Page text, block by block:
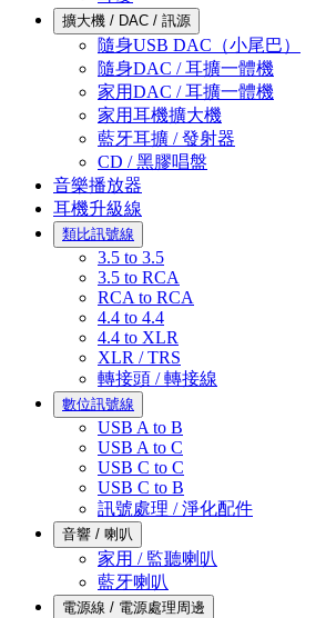
擴大機 / DAC / 訊源
隨身USB DAC（小尾巴）
隨身DAC / 耳擴一體機
家用DAC / 耳擴一體機
家用耳機擴大機
藍牙耳擴 / 發射器
CD / 黑膠唱盤
音樂播放器
耳機升級線
類比訊號線
3.5 to 3.5
3.5 to RCA
RCA to RCA
4.4 to 4.4
4.4 to XLR
XLR / TRS
轉接頭 / 轉接線
數位訊號線
USB A to B
USB A to C
USB C to C
USB C to B
訊號處理 / 淨化配件
音響 / 喇叭
家用 / 監聽喇叭
藍牙喇叭
電源線 / 電源處理周邊